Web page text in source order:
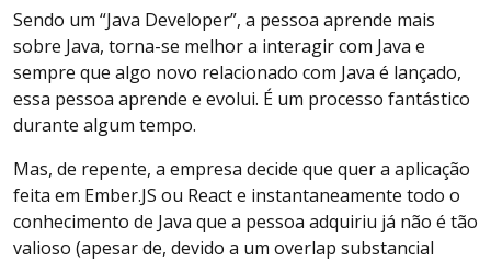
Sendo um “Java Developer”, a pessoa aprende mais
sobre Java, torna-se melhor a interagir com Java e
sempre que algo novo relacionado com Java é lançado,
essa pessoa aprende e evolui. É um processo fantástico
durante algum tempo.
Mas, de repente, a empresa decide que quer a aplicação
feita em Ember.JS ou React e instantaneamente todo o
conhecimento de Java que a pessoa adquiriu já não é tão
valioso (apesar de, devido a um overlap substancial